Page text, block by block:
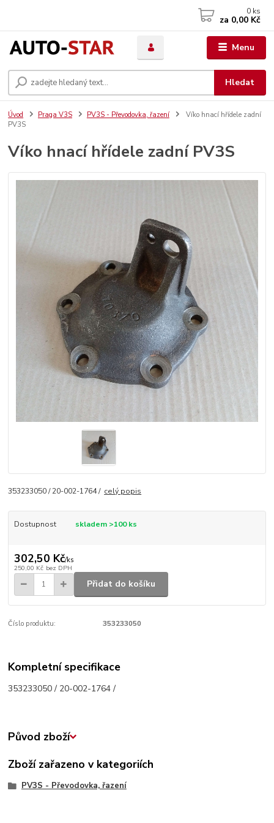
Menu
Hledat
0 ks
za 0,00 Kč
Úvod Praga V3S PV3S - Převodovka, řazení
Víko hnací hřídele zadní
PV3S
Víko hnací hřídele zadní PV3S
353233050 / 20-002-1764 / celý popis
Dostupnost skladem >100 ks
302,50 Kč/ks
250,00 Kč bez DPH
Přidat do košíku
Číslo produktu: 353233050
Kompletní specifikace
353233050 / 20-002-1764 /
Původ zboží
Zboží zařazeno v kategoriích
PV3S - Převodovka, řazení